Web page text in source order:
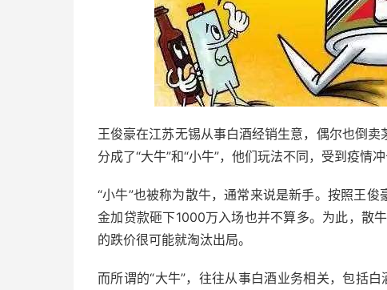
王俊豪在江苏无锡从事白酒经销生意，偶尔也倒卖
分成了“大牛”和“小牛”，他们玩法不同，受到疫情冲
“小牛”也被称为散牛，通常来说是新手。按照王
金加贷款砸下1000万入场也并不算多。为此，散
的跌价很可能就淘汰出局。
而所谓的“大牛”，往往从事白酒业务相关，包括